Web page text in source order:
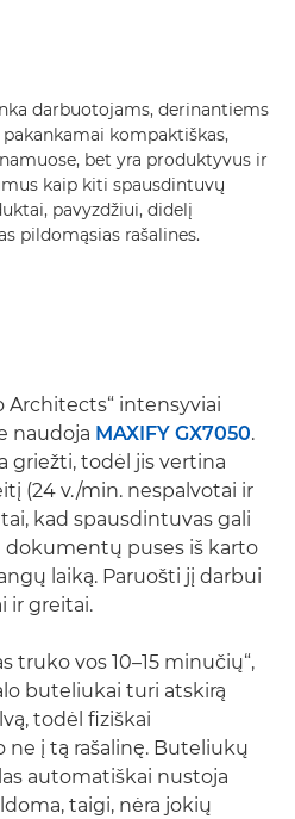
darbuotojams, derinantiems
kompaktiškas,
bet yra produktyvus ir
kaip kiti spausdintuvų
pavyzdžiui, didelį
pildomąsias rašalines.
Architects“ intensyviai
naudoja MAXIFY GX7050.
griežti, todėl jis vertina
(24 v./min. nespalvotai ir
kad spausdintuvas gali
puses iš karto
laiką. Paruošti jį darbui
ir greitai.
truko vos 10–15 minučių“,
buteliukai turi atskirą
todėl fiziškai
ne į tą rašalinę. Buteliukų
automatiškai nustoja
taigi, nėra jokių